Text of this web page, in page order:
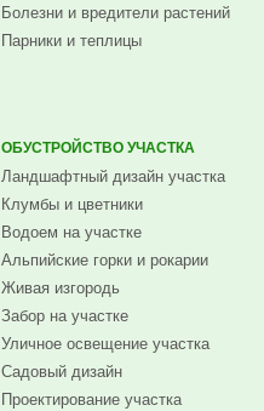
Болезни и вредители растений
Парники и теплицы
ОБУСТРОЙСТВО УЧАСТКА
Ландшафтный дизайн участка
Клумбы и цветники
Водоем на участке
Альпийские горки и рокарии
Живая изгородь
Забор на участке
Уличное освещение участка
Садовый дизайн
Проектирование участка